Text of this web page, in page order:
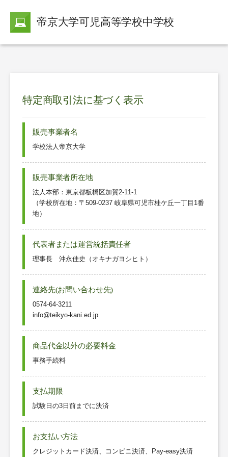
帝京大学可児高等学校中学校
特定商取引法に基づく表示
販売事業者名
学校法人帝京大学
販売事業者所在地
法人本部：東京都板橋区加賀2-11-1
（学校所在地：〒509-0237 岐阜県可児市桂ケ丘一丁目1番
地）
代表者または運営統括責任者
理事長 沖永佳史（オキナガヨシヒト）
連絡先(お問い合わせ先)
0574-64-3211
info@teikyo-kani.ed.jp
商品代金以外の必要料金
事務手続料
支払期限
試験日の3日前までに決済
お支払い方法
クレジットカード決済、コンビニ決済、Pay-easy決済